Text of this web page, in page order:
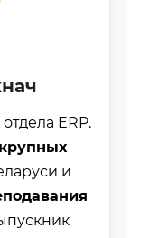
ERP.
и